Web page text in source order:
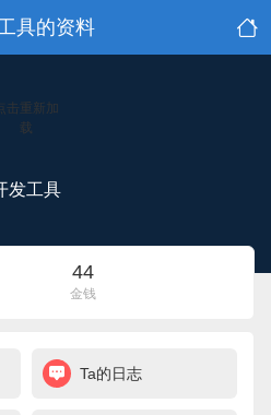
具的资料
击重新加
载
发工具
44
金钱
Ta的日志